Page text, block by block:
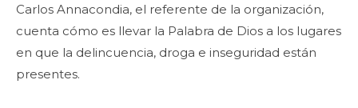
Carlos Annacondia, el referente de la organización,
cuenta cómo es llevar la Palabra de Dios a los lugares
en que la delincuencia, droga e inseguridad están
presentes.